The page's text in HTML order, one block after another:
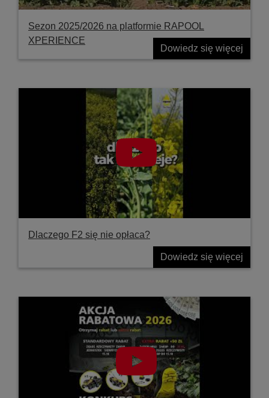
Sezon 2025/2026 na platformie RAPOOL
XPERIENCE
Dowiedz się więcej
Dlaczego F2 się nie opłaca?
Dowiedz się więcej